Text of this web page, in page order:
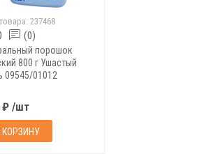
237468
(0)
порошок
800 г Ушастый
09545/01012
₽ /шт
КОРЗИНУ